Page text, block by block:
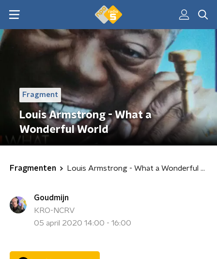
Fragment
Louis Armstrong - What a
Wonderful World
Fragmenten Louis Armstrong - What a Wonderful World
Goudmijn
KRO-NCRV
05 april 2020 14:00 - 16:00